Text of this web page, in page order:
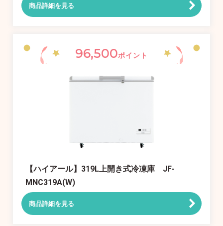
商品詳細を見る
96,500ポイント
【ハイアール】319L上開き式冷凍庫 JF-
MNC319A(W)
商品詳細を見る